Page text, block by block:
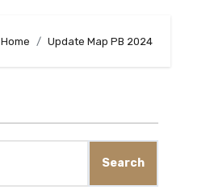
Home Update Map PB 2024
Search